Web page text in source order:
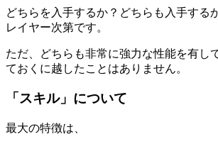
どちらを入手するか？どちらも入手する
レイヤー次第です。
ただ、どちらも非常に強力な性能を有し
ておくに越したことはありません。
「スキル」について
最大の特徴は、